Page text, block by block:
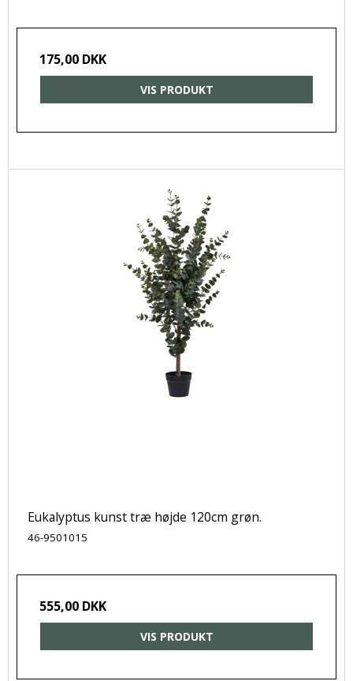
175,00 DKK
VIS PRODUKT
Eukalyptus kunst træ højde 120cm grøn.
46-9501015
555,00 DKK
VIS PRODUKT